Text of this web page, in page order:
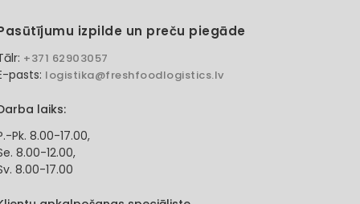
izpilde un preču piegāde
+371 62903057
pasts: logistika@freshfoodlogistics.lv
laiks:
Pk. 8.00-17.00,
8.00-12.00,
8.00-17.00